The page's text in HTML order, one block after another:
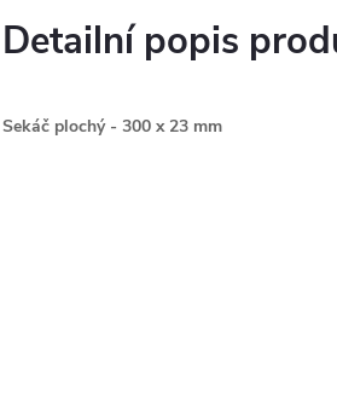
Detailní popis
Sekáč plochý - 300 x 23 mm